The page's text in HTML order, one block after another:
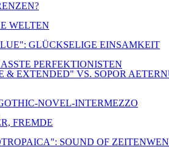
WELTEN
GLÜCKSELIGE EINSAMKEIT
PERFEKTIONISTEN
EXTENDED" VS. SOPOR
NOVEL-INTERMEZZO
FREMDE
SOUND OF